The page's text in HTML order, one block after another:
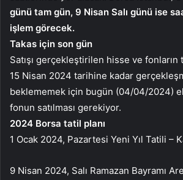
günü tam gün, 9 Nisan Salı günü ise
işlem görecek.
Takas için son gün
Satışı gerçekleştirilen hisse ve
15 Nisan 2024 tarihine kadar
beklememek için bugün (04/04/2024)
fonun satılması gerekiyor.
2024 Borsa tatil planı
1 Ocak 2024, Pazartesi Yeni Yıl Tatili –
9 Nisan 2024, Salı Ramazan Bayramı